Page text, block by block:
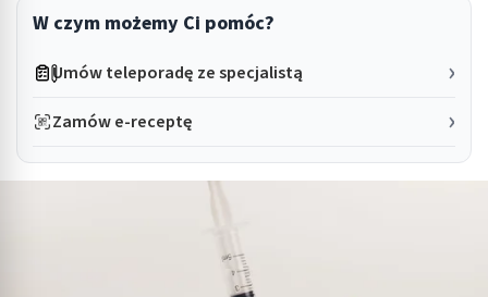
W czym możemy Ci pomóc?
Umów teleporadę ze specjalistą
Zamów e-receptę